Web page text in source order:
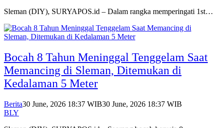
Sleman (DIY), SURYAPOS.id – Dalam rangka memperingati 1st…
Bocah 8 Tahun Meninggal Tenggelam Saat
Memancing di Sleman, Ditemukan di
Kedalaman 5 Meter
Berita30 June, 2026 18:37 WIB30 June, 2026 18:37 WIB
BLY